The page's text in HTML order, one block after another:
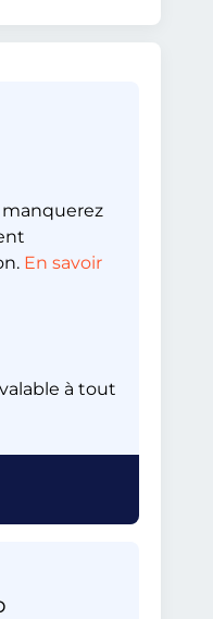
En savoir
à tout